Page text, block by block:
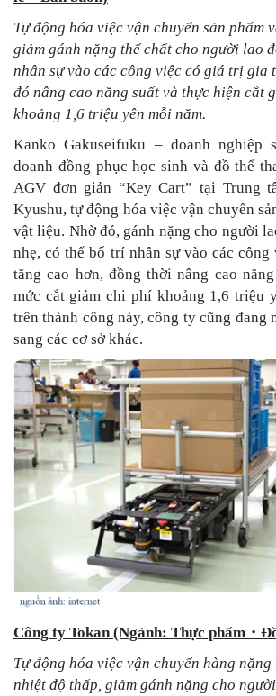
Tự động hóa việc vận chuyển sản phẩm
giảm gánh nặng thể chất cho người lao
nhân sự vào các công việc có giá trị gia
đó nâng cao năng suất và thực hiện cắt
khoảng 1,6 triệu yên mỗi năm.
Kanko Gakuseifuku – doanh nghiệp
doanh đồng phục học sinh và đồ thể
AGV đơn giản “Key Cart” tại Trung
Kyushu, tự động hóa việc vận chuyển
vật liệu. Nhờ đó, gánh nặng cho người
nhẹ, có thể bố trí nhân sự vào các
tăng cao hơn, đồng thời nâng cao
mức cắt giảm chi phí khoảng 1,6 triệu
trên thành công này, công ty cũng đang
sang các cơ sở khác.
Công ty Tokan (Ngành: Thực phẩm ・
Tự động hóa việc vận chuyển hàng
nhiệt độ thấp, giảm gánh nặng cho